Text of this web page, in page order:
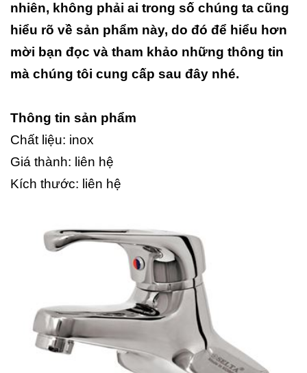
nhiên, không phải ai trong số chúng ta cũng
hiểu rõ về sản phẩm này, do đó để hiểu hơn
mời bạn đọc và tham khảo những thông tin
mà chúng tôi cung cấp sau đây nhé.
Thông tin sản phẩm
Chất liệu: inox
Giá thành: liên hệ
Kích thước: liên hệ